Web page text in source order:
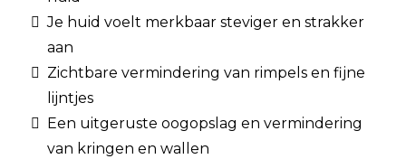
Je huid voelt merkbaar steviger en strakker
aan
Zichtbare vermindering van rimpels en fijne
lijntjes
Een uitgeruste oogopslag en vermindering
van kringen en wallen